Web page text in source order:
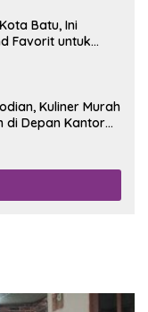
Batu, Ini
Favorit untuk
Kuliner Murah
di Depan Kantor